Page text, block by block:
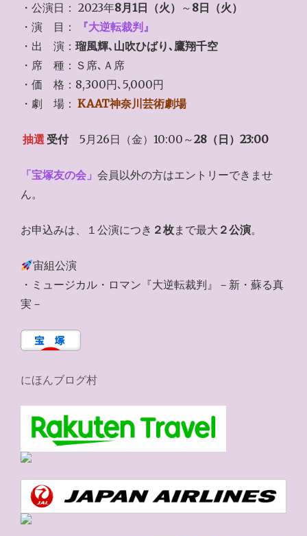
・公演日： 2023年8月1日（火） ～ 8日（火）
・演 目：
『大逆転裁判』
・出 演： 瑠風輝､山吹ひばり､鷹翔千空
・席 種：Ｓ席､Ａ席
・価 格：8,300円､5,000円
・劇 場： KAAT神奈川芸術劇場
抽選 受付5月26日（金）10:00～28（日）23:00
「宝塚友の会」 会員以外の方はエントリーできませ
ん。
お申込みは、１公演につき ２枚まで最大 ２公演。
宙組公演
・ミュージカル・ロマン『大逆転裁判』－新・蘇る真
実－
にほんブログ村